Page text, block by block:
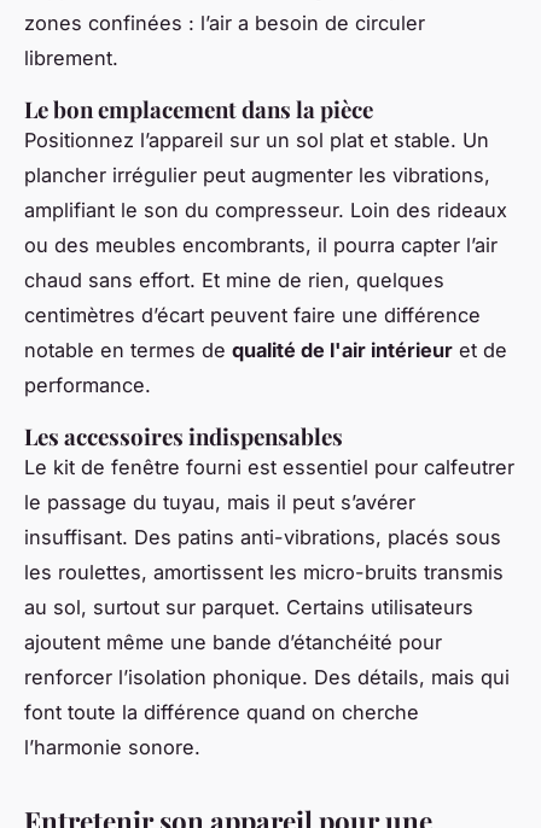
zones confinées : l’air a besoin de circuler
librement.
Le bon emplacement dans la pièce
Positionnez l’appareil sur un sol plat et stable. Un
plancher irrégulier peut augmenter les vibrations,
amplifiant le son du compresseur. Loin des rideaux
ou des meubles encombrants, il pourra capter l’air
chaud sans effort. Et mine de rien, quelques
centimètres d’écart peuvent faire une différence
notable en termes de qualité de l'air intérieur et de
performance.
Les accessoires indispensables
Le kit de fenêtre fourni est essentiel pour calfeutrer
le passage du tuyau, mais il peut s’avérer
insuffisant. Des patins anti-vibrations, placés sous
les roulettes, amortissent les micro-bruits transmis
au sol, surtout sur parquet. Certains utilisateurs
ajoutent même une bande d’étanchéité pour
renforcer l’isolation phonique. Des détails, mais qui
font toute la différence quand on cherche
l’harmonie sonore.
Entretenir son appareil pour une